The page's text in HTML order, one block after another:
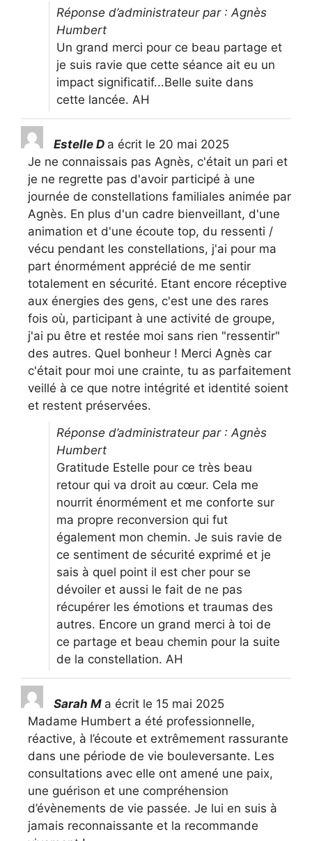
Réponse d’administrateur par : Agnès
Humbert
Un grand merci pour ce beau partage et
je suis ravie que cette séance ait eu un
impact significatif...Belle suite dans
cette lancée. AH
Estelle D a écrit le 20 mai 2025
Je ne connaissais pas Agnès, c'était un pari et
je ne regrette pas d'avoir participé à une
journée de constellations familiales animée par
Agnès. En plus d'un cadre bienveillant, d'une
animation et d'une écoute top, du ressenti /
vécu pendant les constellations, j'ai pour ma
part énormément apprécié de me sentir
totalement en sécurité. Etant encore réceptive
aux énergies des gens, c'est une des rares
fois où, participant à une activité de groupe,
j'ai pu être et restée moi sans rien "ressentir"
des autres. Quel bonheur ! Merci Agnès car
c'était pour moi une crainte, tu as parfaitement
veillé à ce que notre intégrité et identité soient
et restent préservées.
Réponse d’administrateur par : Agnès
Humbert
Gratitude Estelle pour ce très beau
retour qui va droit au cœur. Cela me
nourrit énormément et me conforte sur
ma propre reconversion qui fut
également mon chemin. Je suis ravie de
ce sentiment de sécurité exprimé et je
sais à quel point il est cher pour se
dévoiler et aussi le fait de ne pas
récupérer les émotions et traumas des
autres. Encore un grand merci à toi de
ce partage et beau chemin pour la suite
de la constellation. AH
Sarah M a écrit le 15 mai 2025
Madame Humbert a été professionnelle,
réactive, à l’écoute et extrêmement rassurante
dans une période de vie bouleversante. Les
consultations avec elle ont amené une paix,
une guérison et une compréhension
d’évènements de vie passée. Je lui en suis à
jamais reconnaissante et la recommande